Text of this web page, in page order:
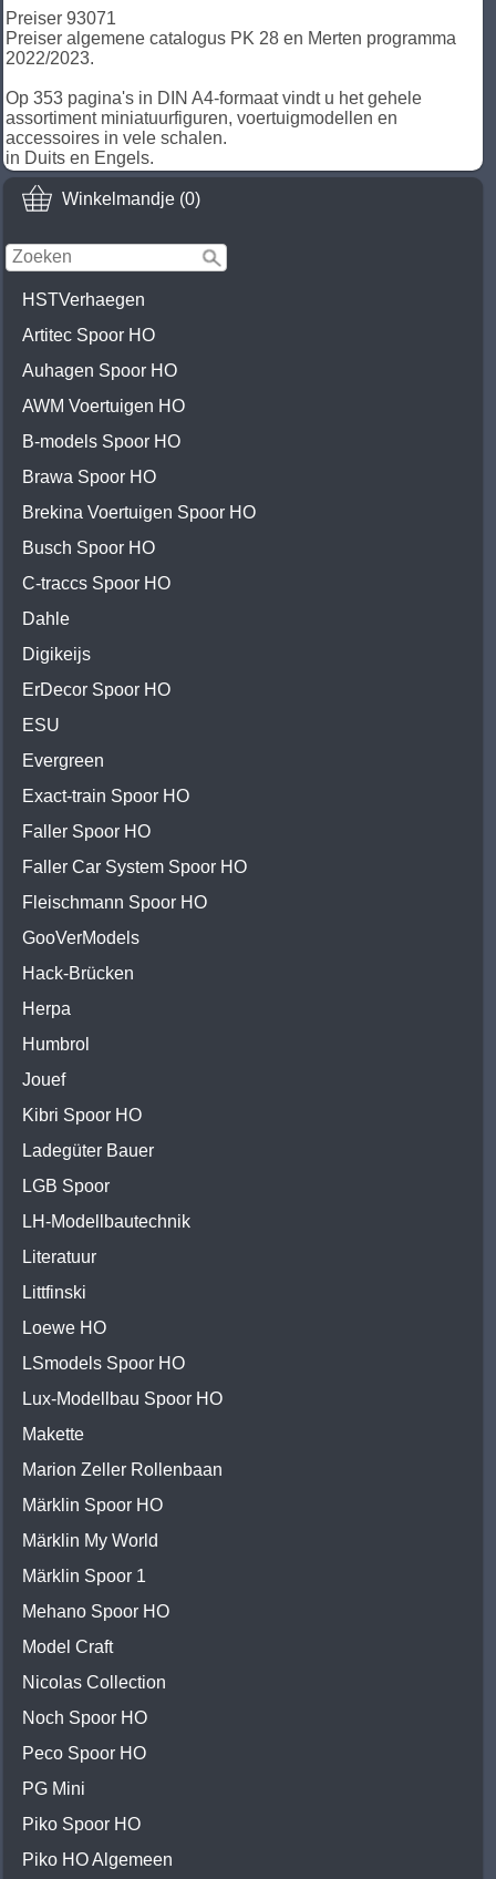
Winkelmandje (0)
HSTVerhaegen
Artitec Spoor HO
Auhagen Spoor HO
AWM Voertuigen HO
B-models Spoor HO
Brawa Spoor HO
Brekina Voertuigen Spoor HO
Busch Spoor HO
C-traccs Spoor HO
Dahle
Digikeijs
ErDecor Spoor HO
ESU
Evergreen
Exact-train Spoor HO
Faller Spoor HO
Faller Car System Spoor HO
Fleischmann Spoor HO
GooVerModels
Hack-Brücken
Herpa
Humbrol
Jouef
Kibri Spoor HO
Ladegüter Bauer
LGB Spoor
LH-Modellbautechnik
Literatuur
Littfinski
Loewe HO
LSmodels Spoor HO
Lux-Modellbau Spoor HO
Makette
Marion Zeller Rollenbaan
Märklin Spoor HO
Märklin My World
Märklin Spoor 1
Mehano Spoor HO
Model Craft
Nicolas Collection
Noch Spoor HO
Peco Spoor HO
PG Mini
Piko Spoor HO
Piko HO Algemeen
Preiser 93071
Preiser algemene catalogus PK 28 en Merten programma
2022/2023.
Op 353 pagina's in DIN A4-formaat vindt u het gehele
assortiment miniatuurfiguren, voertuigmodellen en
accessoires in vele schalen.
in Duits en Engels.